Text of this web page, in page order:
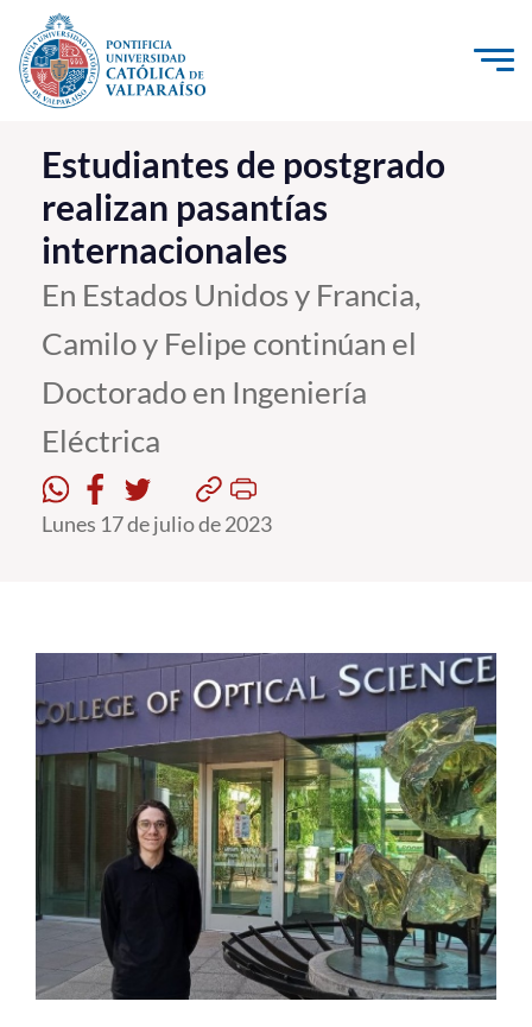
Click acá para ir directamente al contenido
La Universidad
Investigación, Creación e Innovación
PUCV Internacional
Vinculación con el Medio
Pregrado
Postgrado
Formación Continua
Funcionarios
Alumni
Estudiantes de postgrado
realizan pasantías
internacionales
En Estados Unidos y Francia,
Camilo y Felipe continúan el
Doctorado en Ingeniería
Eléctrica
Lunes 17 de julio de 2023